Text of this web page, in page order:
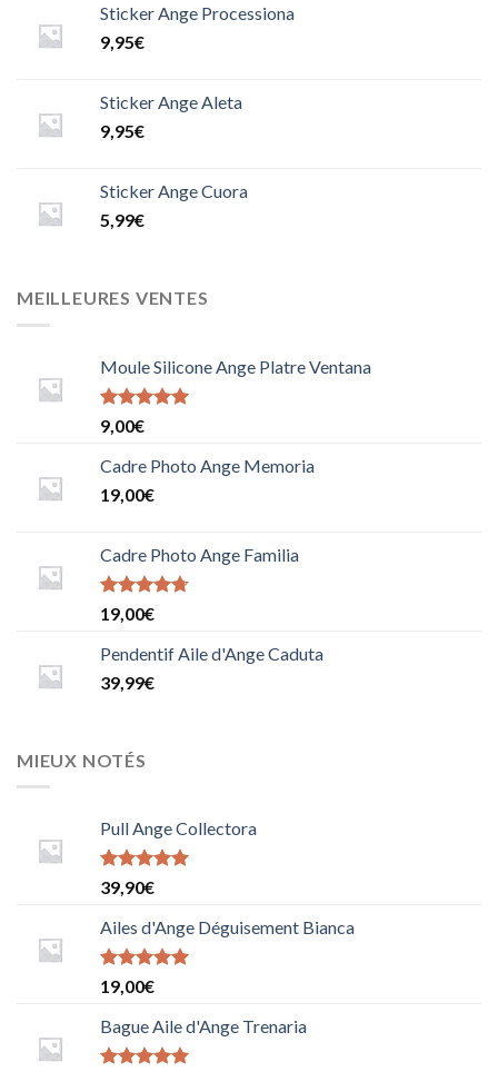
Sticker Ange Processiona
9,95€
Sticker Ange Aleta
9,95€
Sticker Ange Cuora
5,99€
MEILLEURES VENTES
Moule Silicone Ange Platre Ventana
Note
5.0000000000000000
sur 5
9,00€
Cadre Photo Ange Memoria
19,00€
Cadre Photo Ange Familia
Note
4.6666666666666667
sur 5
19,00€
Pendentif Aile d'Ange Caduta
39,99€
MIEUX NOTÉS
Pull Ange Collectora
Note5sur
39,90€
Ailes d'Ange Déguisement Bianca
Note5sur
19,00€
Bague Aile d'Ange Trenaria